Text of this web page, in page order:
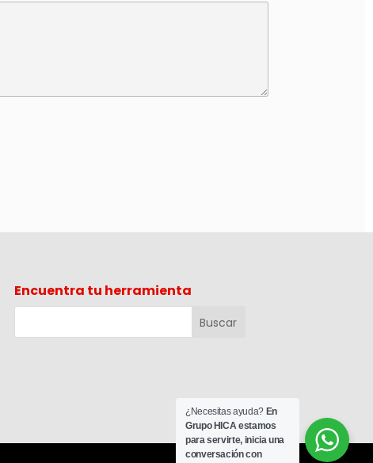
Encuentra tu herramienta
¿Necesitas ayuda? En
Grupo HICA estamos
para servirte, inicia una
conversación con